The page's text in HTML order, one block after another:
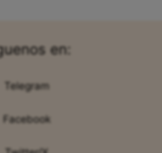
en:
Telegram
Facebook